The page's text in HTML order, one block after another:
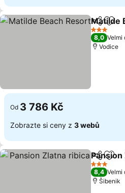
Sdílet
Matilde
3 Počet
8,0 Velmi
Vodice
Od 3 786 Kč
Zobrazte si ceny z 3 webů
Sdílet
3 Počet
8,4 Velmi
Šibenik